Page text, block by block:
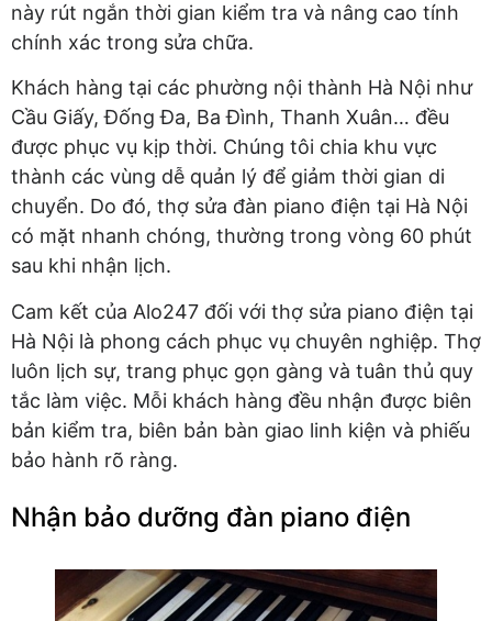
này rút ngắn thời gian kiểm tra và nâng cao tính
chính xác trong sửa chữa.
Khách hàng tại các phường nội thành Hà Nội như
Cầu Giấy, Đống Đa, Ba Đình, Thanh Xuân… đều
được phục vụ kịp thời. Chúng tôi chia khu vực
thành các vùng dễ quản lý để giảm thời gian di
chuyển. Do đó, thợ sửa đàn piano điện tại Hà Nội
có mặt nhanh chóng, thường trong vòng 60 phút
sau khi nhận lịch.
Cam kết của Alo247 đối với thợ sửa piano điện tại
Hà Nội là phong cách phục vụ chuyên nghiệp. Thợ
luôn lịch sự, trang phục gọn gàng và tuân thủ quy
tắc làm việc. Mỗi khách hàng đều nhận được biên
bản kiểm tra, biên bản bàn giao linh kiện và phiếu
bảo hành rõ ràng.
Nhận bảo dưỡng đàn piano điện